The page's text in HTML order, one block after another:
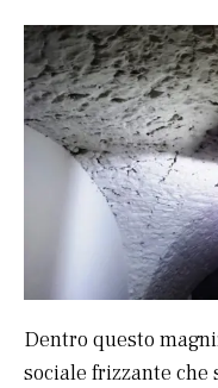
Dentro questo
sociale frizzante